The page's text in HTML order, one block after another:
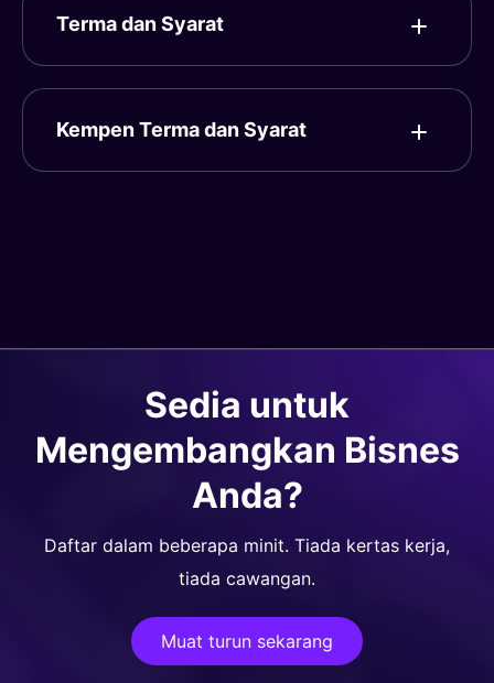
Terma dan Syarat
Kempen Terma dan Syarat
Sedia untuk
Mengembangkan Bisnes
Anda?
Daftar dalam beberapa minit. Tiada kertas kerja,
tiada cawangan.
Muat turun sekarang